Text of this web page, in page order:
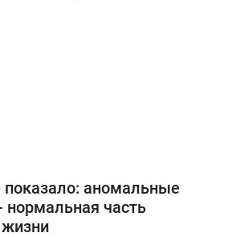
показало: аномальные
нормальная часть
жизни